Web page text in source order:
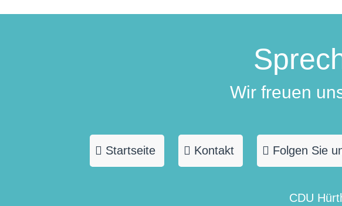
Wir freuen
Startseite Kontakt Folgen Sie
CDU